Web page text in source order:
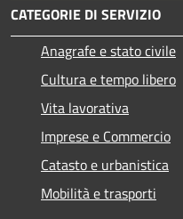
CATEGORIE DI SERVIZIO
Anagrafe e stato civile
Cultura e tempo libero
Vita lavorativa
Imprese e Commercio
Catasto e urbanistica
Mobilità e trasporti